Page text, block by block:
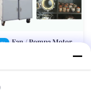
Fan / Pompa Motor
Turntable